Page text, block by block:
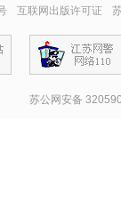
互联网出版许可证
苏公网安备